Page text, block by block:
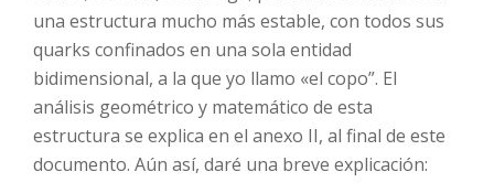
una estructura mucho más estable, con todos sus
quarks confinados en una sola entidad
bidimensional, a la que yo llamo «el copo”. El
análisis geométrico y matemático de esta
estructura se explica en el anexo II, al final de este
documento. Aún así, daré una breve explicación: